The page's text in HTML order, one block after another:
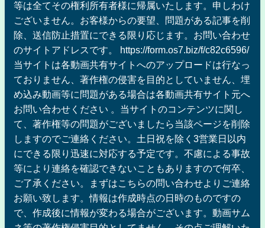
等は全てその権利所有者様に帰属いたします。申しわけ
ございません。お客様からの要望、問題がある記事を削
除、送信防止措置にできる限り応じます。お問い合わせ
のサイトアドレスです。 https://form.os7.biz/f/c82c6596/
当サイトは各動画共有サイトへのアップロードは行なっ
ておりません、著作権の侵害を目的としていません、埋
め込み動画等に問題がある場合は各動画共有サイト元へ
お問い合わせください 。当サイトのコンテンツに関し
て、著作権等の問題がございましたら当該ページを削除
しますのでご連絡ください。土日祝を除く3営業日以内
にできる限り迅速に対応する予定です。不慮による事故
等により連絡を確認できないこともありますので何卒、
ご了承ください。まずはこちらの問い合わせよりご連絡
お願い致します。情報は作成時点の日時のものですの
で、作成後に情報が変わる場合がございます。動画サム